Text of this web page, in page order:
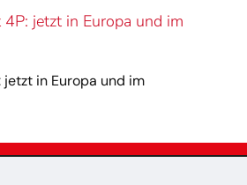
jetzt in Europa und im